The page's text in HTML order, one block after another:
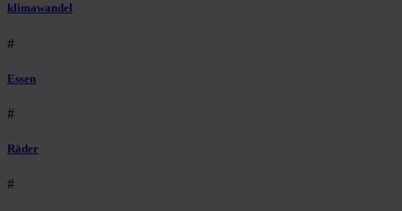
klimawandel
#
Essen
#
Räder
#